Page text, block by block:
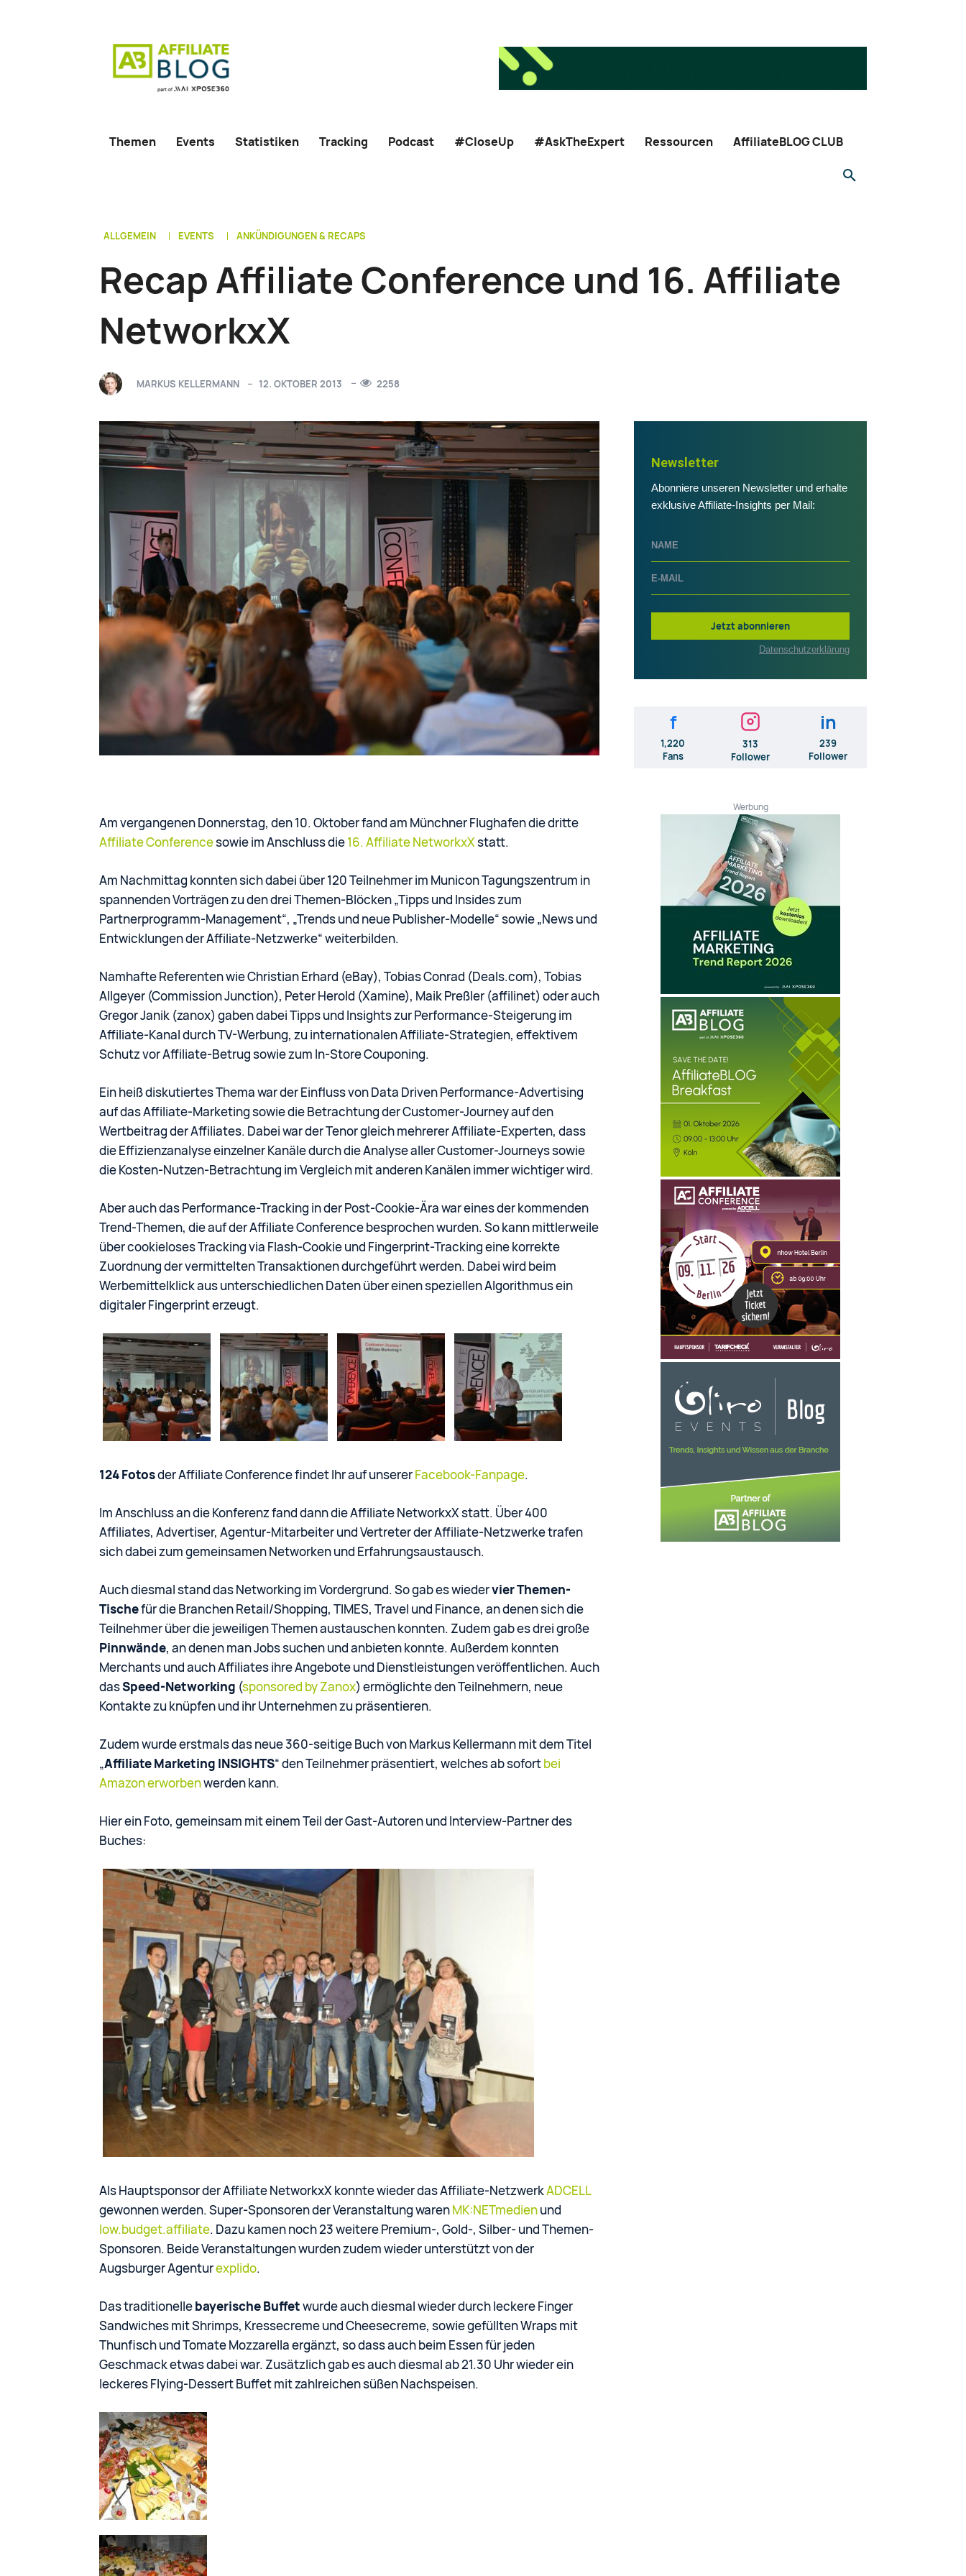
Themen Events Statistiken Tracking Podcast #CloseUp #AskTheExpert Ressourcen AffiliateBLOG CLUB
ALLGEMEIN EVENTS ANKÜNDIGUNGEN & RECAPS
Recap Affiliate Conference und 16. Affiliate
NetworkxX
MARKUS KELLERMANN 12. OKTOBER 2013 2258
Am vergangenen Donnerstag, den 10. Oktober fand am Münchner Flughafen die dritte
Affiliate Conferencesowie im Anschluss die16. Affiliate NetworkxXstatt.
Am Nachmittag konnten sich dabei über 120 Teilnehmer im Municon Tagungszentrum in
spannenden Vorträgen zu den drei Themen-Blöcken „Tipps und Insides zum
Partnerprogramm-Management“, „Trends und neue Publisher-Modelle“ sowie „News und
Entwicklungen der Affiliate-Netzwerke“ weiterbilden.
Namhafte Referenten wie Christian Erhard (eBay), Tobias Conrad (Deals.com), Tobias
Allgeyer (Commission Junction), Peter Herold (Xamine), Maik Preßler (affilinet) oder auch
Gregor Janik (zanox) gaben dabei Tipps und Insights zur Performance-Steigerung im
Affiliate-Kanal durch TV-Werbung, zu internationalen Affiliate-Strategien, effektivem
Schutz vor Affiliate-Betrug sowie zum In-Store Couponing.
Ein heiß diskutiertes Thema war der Einfluss von Data Driven Performance-Advertising
auf das Affiliate-Marketing sowie die Betrachtung der Customer-Journey auf den
Wertbeitrag der Affiliates. Dabei war der Tenor gleich mehrerer Affiliate-Experten, dass
die Effizienzanalyse einzelner Kanäle durch die Analyse aller Customer-Journeys sowie
die Kosten-Nutzen-Betrachtung im Vergleich mit anderen Kanälen immer wichtiger wird.
Aber auch das Performance-Tracking in der Post-Cookie-Ära war eines der kommenden
Trend-Themen, die auf der Affiliate Conference besprochen wurden. So kann mittlerweile
über cookieloses Tracking via Flash-Cookie und Fingerprint-Tracking eine korrekte
Zuordnung der vermittelten Transaktionen durchgeführt werden. Dabei wird beim
Werbemittelklick aus unterschiedlichen Daten über einen speziellen Algorithmus ein
digitaler Fingerprint erzeugt.
124 Fotosder Affiliate Conference findet Ihr auf unsererFacebook-Fanpage.
Im Anschluss an die Konferenz fand dann die Affiliate NetworkxX statt. Über 400
Affiliates, Advertiser, Agentur-Mitarbeiter und Vertreter der Affiliate-Netzwerke trafen
sich dabei zum gemeinsamen Networken und Erfahrungsaustausch.
Auch diesmal stand das Networking im Vordergrund. So gab es wiedervier Themen-
Tischefür die Branchen Retail/Shopping, TIMES, Travel und Finance, an denen sich die
Teilnehmer über die jeweiligen Themen austauschen konnten. Zudem gab es drei große
Pinnwände, an denen man Jobs suchen und anbieten konnte. Außerdem konnten
Merchants und auch Affiliates ihre Angebote und Dienstleistungen veröffentlichen. Auch
dasSpeed-Networking (sponsored by Zanox) ermöglichte den Teilnehmern, neue
Kontakte zu knüpfen und ihr Unternehmen zu präsentieren.
Zudem wurde erstmals das neue 360-seitige Buch von Markus Kellermann mit dem Titel
„Affiliate Marketing INSIGHTS“ den Teilnehmer präsentiert, welches ab sofortbei
Amazon erworbenwerden kann.
Hier ein Foto, gemeinsam mit einem Teil der Gast-Autoren und Interview-Partner des
Buches:
Als Hauptsponsor der Affiliate NetworkxX konnte wieder das Affiliate-NetzwerkADCELL
gewonnen werden. Super-Sponsoren der Veranstaltung warenMK:NETmedienund
low.budget.affiliate. Dazu kamen noch 23 weitere Premium-, Gold-, Silber- und Themen-
Sponsoren. Beide Veranstaltungen wurden zudem wieder unterstützt von der
Augsburger Agenturexplido.
Das traditionellebayerische Buffetwurde auch diesmal wieder durch leckere Finger
Sandwiches mit Shrimps, Kressecreme und Cheesecreme, sowie gefüllten Wraps mit
Thunfisch und Tomate Mozzarella ergänzt, so dass auch beim Essen für jeden
Geschmack etwas dabei war. Zusätzlich gab es auch diesmal ab 21.30 Uhr wieder ein
leckeres Flying-Dessert Buffet mit zahlreichen süßen Nachspeisen.
Newsletter
Abonniere unseren Newsletter und erhalte
exklusive Affiliate-Insights per Mail:
Jetzt abonnieren
Datenschutzerklärung
f
1,220
Fans
313
Follower
in
239
Follower
Werbung